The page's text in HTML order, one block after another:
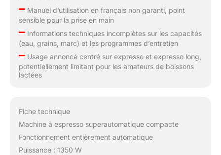
–Manuel d’utilisation en français non garanti, point
sensible pour la prise en main
–Informations techniques incomplètes sur les capacités
(eau, grains, marc) et les programmes d’entretien
–Usage annoncé centré sur expresso et expresso long,
potentiellement limitant pour les amateurs de boissons
lactées
Fiche technique
Machine à espresso superautomatique compacte
Fonctionnement entièrement automatique
Puissance : 1350 W